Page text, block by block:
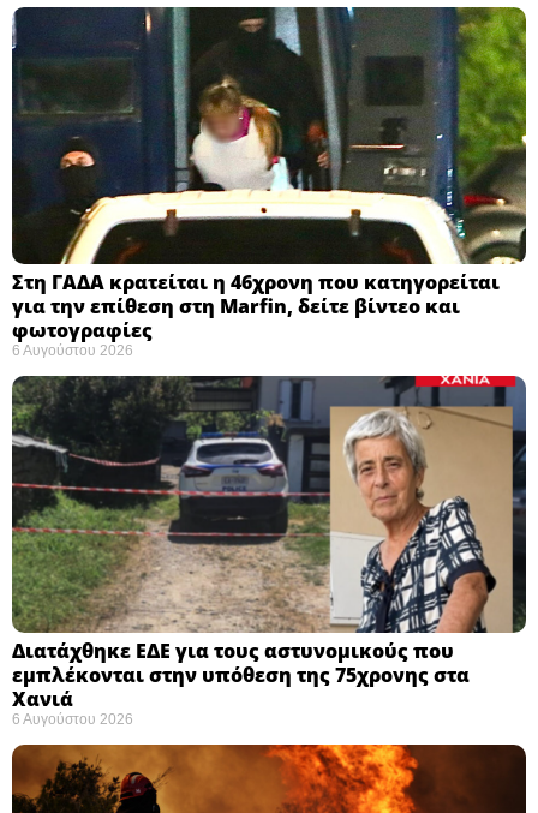
Στη ΓΑΔΑ κρατείται η 46χρονη που κατηγορείται
για την επίθεση στη Marfin, δείτε βίντεο και
φωτογραφίες
6 Αυγούστου 2026
Διατάχθηκε ΕΔΕ για τους αστυνομικούς που
εμπλέκονται στην υπόθεση της 75χρονης στα
Χανιά
6 Αυγούστου 2026